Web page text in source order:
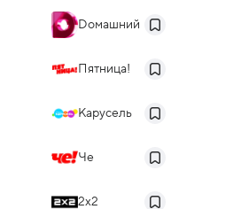
Dомашний
Пятница!
Карусель
Че
2x2